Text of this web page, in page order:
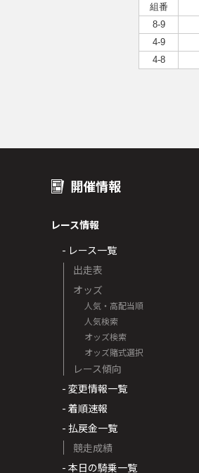
組番
8-9
4-9
4-8
開催情報
レース情報
- レース一覧
出走表
オッズ
人気・高配当順
人気検索
オッズ検索
オッズ賭式選択
レース傾向
- 変更情報一覧
- 着順速報
- 払戻金一覧
競走成績
- 本日の騎乗一覧